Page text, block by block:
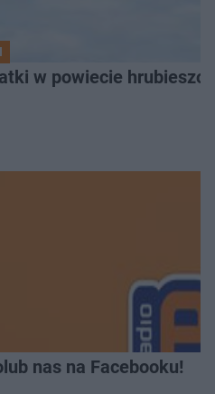
w powiecie
nas na Facebooku!